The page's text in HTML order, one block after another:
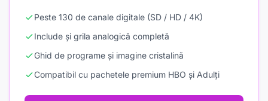
Peste 130 de canale digitale (SD / HD / 4K)
Include și grila analogică completă
Ghid de programe și imagine cristalină
Compatibil cu pachetele premium HBO și Adulți